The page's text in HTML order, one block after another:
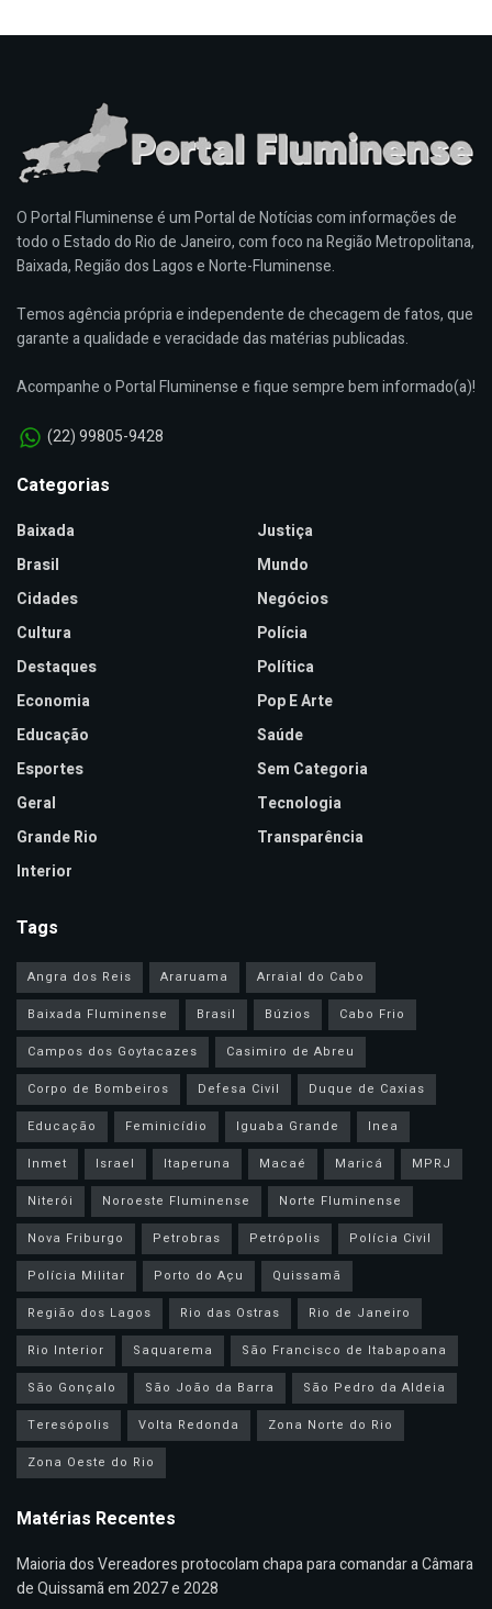
O Portal Fluminense é um Portal de Notícias com informações de
todo o Estado do Rio de Janeiro, com foco na Região Metropolitana,
Baixada, Região dos Lagos e Norte-Fluminense.
Temos agência própria e independente de checagem de fatos, que
garante a qualidade e veracidade das matérias publicadas.
Acompanhe o Portal Fluminense e fique sempre bem informado(a)!
(22) 99805-9428
Categorias
Baixada
Brasil
Cidades
Cultura
Destaques
Economia
Educação
Esportes
Geral
Grande Rio
Interior
Justiça
Mundo
Negócios
Polícia
Política
Pop E Arte
Saúde
Sem Categoria
Tecnologia
Transparência
Tags
Angra dos Reis Araruama
Arraial do Cabo
Baixada Fluminense
Brasil Búzios
Cabo Frio
Campos dos Goytacazes
Casimiro de Abreu
Corpo de Bombeiros
Defesa Civil
Duque de Caxias
Educação
Feminicídio Iguaba Grande
Inea
Inmet
Israel Itaperuna Macaé Maricá
MPRJ
Niterói
Noroeste Fluminense
Norte Fluminense
Nova Friburgo
Petrobras Petrópolis
Polícia Civil
Polícia Militar
Porto do Açu
Quissamã
Região dos Lagos
Rio das Ostras
Rio de Janeiro
Rio Interior
Saquarema
São Francisco de Itabapoana
São Gonçalo
São João da Barra
São Pedro da Aldeia
Teresópolis
Volta Redonda
Zona Norte do Rio
Zona Oeste do Rio
Matérias Recentes
Maioria dos Vereadores protocolam chapa para comandar a Câmara
de Quissamã em 2027 e 2028